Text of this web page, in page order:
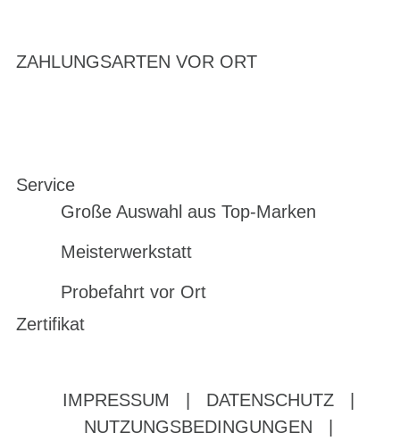
ZAHLUNGSARTEN VOR ORT
Service
Große Auswahl aus Top-Marken
Meisterwerkstatt
Probefahrt vor Ort
Zertifikat
IMPRESSUM DATENSCHUTZ
NUTZUNGSBEDINGUNGEN